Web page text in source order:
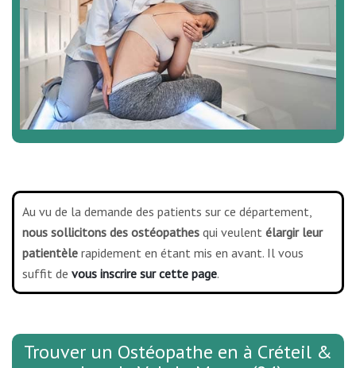
Au vu de la demande des patients sur ce département,
nous sollicitons des ostéopathes qui veulent élargir leur
patientèle rapidement en étant mis en avant. Il vous
suffit de vous inscrire sur cette page.
Trouver un Ostéopathe en à Créteil &